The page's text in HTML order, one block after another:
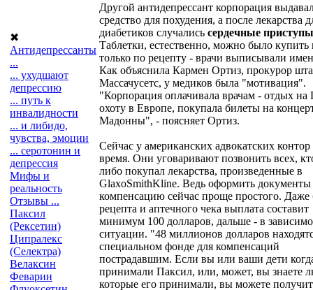
✖
Антидепрессанты
...
... ухудшают
депрессию
... путь к
инвалидности
... и либидо,
чувства, эмоции
... серотонин и
депрессия
Мифы и
реальность
Отзывы ...
Паксил
(Рексетин)
Ципралекс
(Селектра)
Велаксин
Феварин
Другой антидепрессант корпорация
средство для похудения, а после лекарства
диабетиков случались сердечные приступы
Таблетки, естественно, можно было купить
только по рецепту - врачи выписывали
Как объяснила Кармен Ортиз, прокурор
Массачусетс, у медиков была "мотивация".
"Корпорация оплачивала врачам - отдых на
охоту в Европе, покупала билеты на
Мадонны", - поясняет Ортиз.
Сейчас у американских адвокатских контор
время. Они уговаривают позвонить всех,
либо покупал лекарства, произведенные в
GlaxoSmithKline. Ведь оформить документы
компенсацию сейчас проще простого. Даже
рецепта и аптечного чека выплата составит
минимум 100 долларов, дальше - в
ситуации. "48 миллионов долларов
специальном фонде для компенсаций
пострадавшим. Если вы или ваши дети
принимали Паксил, или, может, вы знаете
которые его принимали, вы можете